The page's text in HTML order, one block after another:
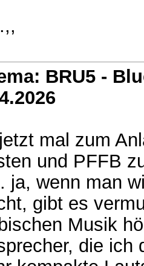
BRU5 -
mal zum
und PFFB
ja, wenn man
gibt es
Musik
die ich